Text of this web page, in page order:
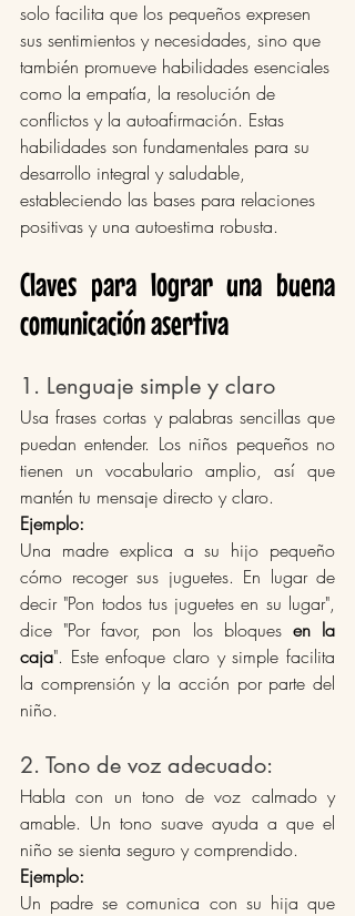
solo facilita que los pequeños expresen
sus sentimientos y necesidades, sino que
también promueve habilidades esenciales
como la empatía, la resolución de
conflictos y la autoafirmación. Estas
habilidades son fundamentales para su
desarrollo integral y saludable,
estableciendo las bases para relaciones
positivas y una autoestima robusta.
Claves para lograr una buena
comunicación asertiva
1. Lenguaje simple y claro
Usa frases cortas y palabras sencillas que
puedan entender. Los niños pequeños no
tienen un vocabulario amplio, así que
mantén tu mensaje directo y claro.
Ejemplo:
Una madre explica a su hijo pequeño
cómo recoger sus juguetes. En lugar de
decir "Pon todos tus juguetes en su lugar",
dice "Por favor, pon los bloques en la
caja". Este enfoque claro y simple facilita
la comprensión y la acción por parte del
niño​.
2. Tono de voz adecuado:
Habla con un tono de voz calmado y
amable. Un tono suave ayuda a que el
niño se sienta seguro y comprendido.
Ejemplo:
Un padre se comunica con su hija que